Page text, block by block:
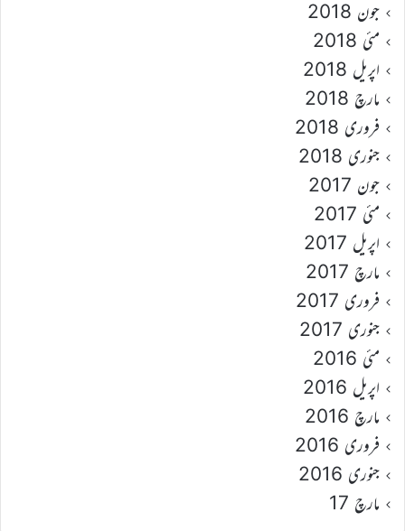
جون 2018
مئی 2018
اپریل 2018
مارچ 2018
فروری 2018
جنوری 2018
جون 2017
مئی 2017
اپریل 2017
مارچ 2017
فروری 2017
جنوری 2017
مئی 2016
اپریل 2016
مارچ 2016
فروری 2016
جنوری 2016
مارچ 17